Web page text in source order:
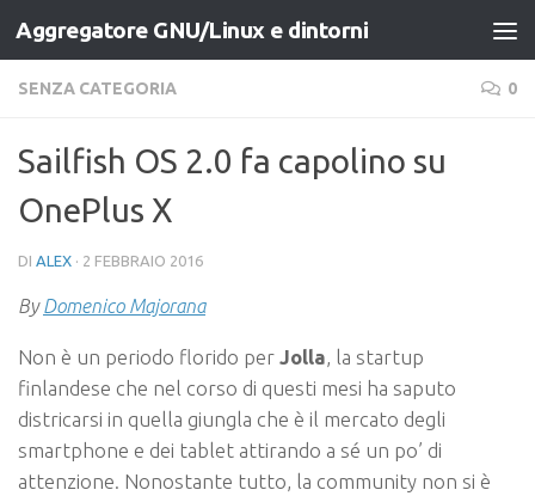
Salta al contenuto
Aggregatore GNU/Linux e dintorni
SENZA CATEGORIA 0
Sailfish OS 2.0 fa capolino su
OnePlus X
DI ALEX · 2 FEBBRAIO 2016
ByDomenico Majorana
Non è un periodo florido per Jolla , la startup
finlandese che nel corso di questi mesi ha saputo
districarsi in quella giungla che è il mercato degli
smartphone e dei tablet attirando a sé un po’ di
attenzione. Nonostante tutto, la community non si è